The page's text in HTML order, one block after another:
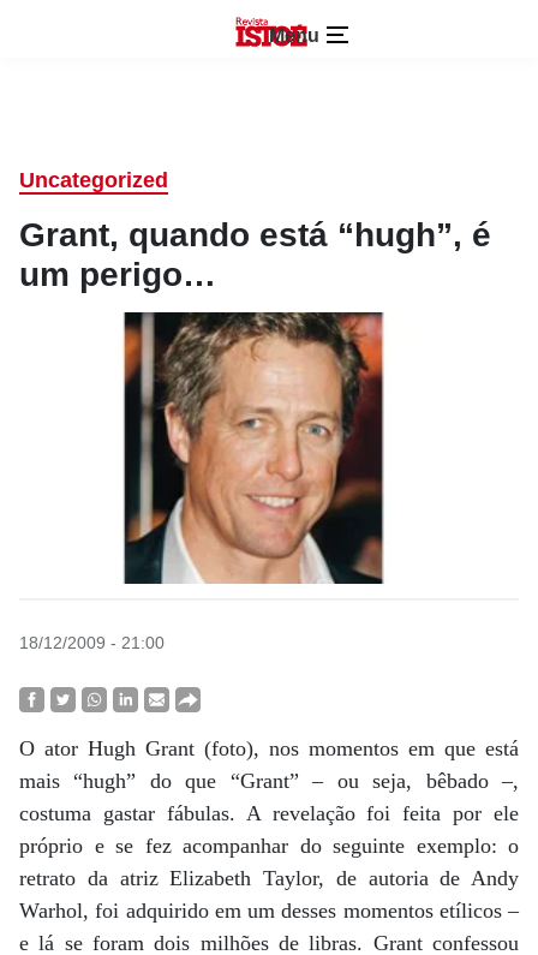
Menu
Uncategorized
Grant, quando está “hugh”, é
um perigo…
18/12/2009 - 21:00
O ator Hugh Grant (foto), nos momentos em que está
mais “hugh” do que “Grant” – ou seja, bêbado –,
costuma gastar fábulas. A revelação foi feita por ele
próprio e se fez acompanhar do seguinte exemplo: o
retrato da atriz Elizabeth Taylor, de autoria de Andy
Warhol, foi adquirido em um desses momentos etílicos –
e lá se foram dois milhões de libras. Grant confessou